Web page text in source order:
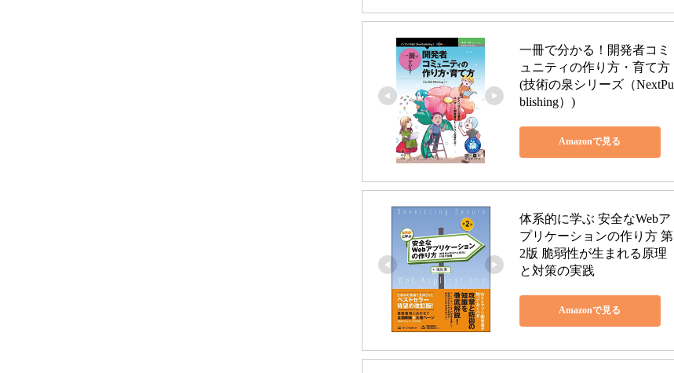
一冊で分かる！開発者コミ
ュニティの作り方・育て方
(技術の泉シリーズ（NextPu
blishing）)
Amazonで見る
体系的に学ぶ 安全なWebア
プリケーションの作り方 第
2版 脆弱性が生まれる原理
と対策の実践
Amazonで見る